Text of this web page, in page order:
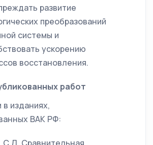
развитие
преобразований
системы и
ускорению
восстановления.
работ
изданиях,
ВАК РФ: